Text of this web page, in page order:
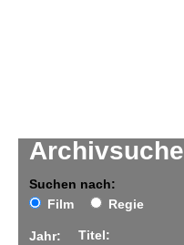
Archivsuche
Suchen nach:
Film
Regie
Jahr: Titel: